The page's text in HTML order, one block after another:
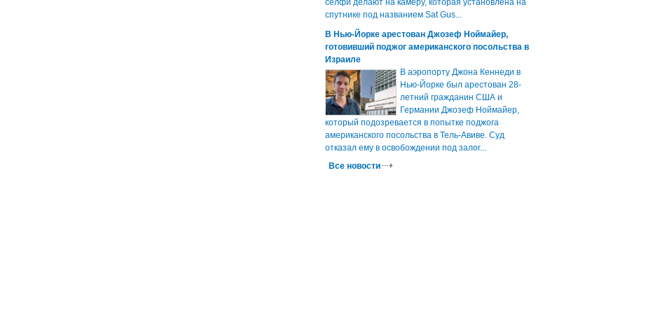
селфи делают на камеру, которая установлена на
спутнике под названием Sat Gus...
В Нью-Йорке арестован Джозеф Ноймайер,
готовивший поджог американского посольства в
Израиле
В аэропорту Джона Кеннеди в
Нью-Йорке был арестован 28-
летний гражданин США и
Германии Джозеф Ноймайер,
который подозревается в попытке поджога
американского посольства в Тель-Авиве. Суд
отказал ему в освобождении под залог...
Все новости